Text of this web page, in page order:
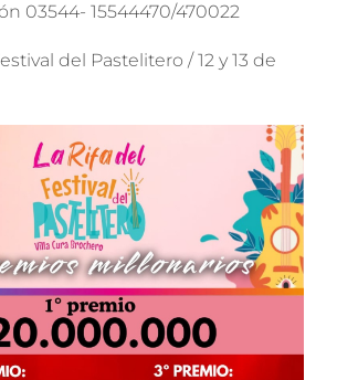
03544- 15544470/470022
del Pastelitero / 12 y 13 de